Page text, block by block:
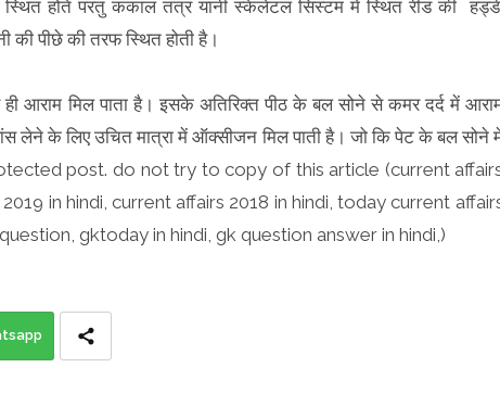
होते परंतु कंकाल तंत्र यानी स्केलेटल सिस्टम में स्थित रीड की
पीछे की तरफ स्थित होती है।
आराम मिल पाता है। इसके अतिरिक्त पीठ के बल सोने से कमर दर्द में
लेने के लिए उचित मात्रा में ऑक्सीजन मिल पाती है। जो कि पेट के बल सोने
post. do not try to copy of this article (current
in hindi, current affairs 2018 in hindi, today current
gktoday in hindi, gk question answer in hindi,)